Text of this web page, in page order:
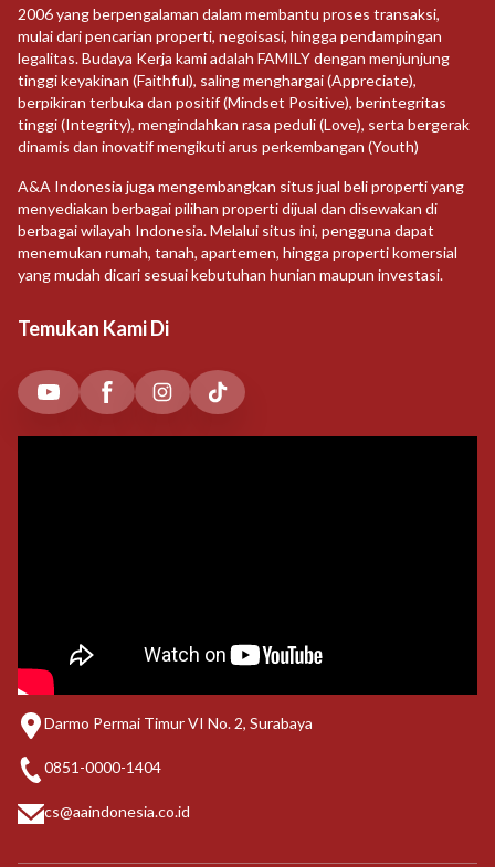
2006 yang berpengalaman dalam membantu proses transaksi,
mulai dari pencarian properti, negoisasi, hingga pendampingan
legalitas. Budaya Kerja kami adalah FAMILY dengan menjunjung
tinggi keyakinan (Faithful), saling menghargai (Appreciate),
berpikiran terbuka dan positif (Mindset Positive), berintegritas
tinggi (Integrity), mengindahkan rasa peduli (Love), serta bergerak
dinamis dan inovatif mengikuti arus perkembangan (Youth)
A&A Indonesia juga mengembangkan situs jual beli properti yang
menyediakan berbagai pilihan properti dijual dan disewakan di
berbagai wilayah Indonesia. Melalui situs ini, pengguna dapat
menemukan rumah, tanah, apartemen, hingga properti komersial
yang mudah dicari sesuai kebutuhan hunian maupun investasi.
Temukan Kami Di
Darmo Permai Timur VI No. 2, Surabaya
0851-0000-1404
cs@aaindonesia.co.id